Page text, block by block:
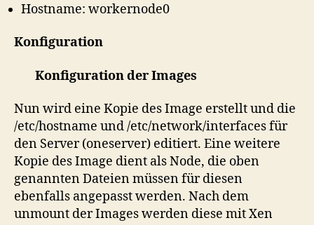
Hostname: workernode0
Konfiguration
Konfiguration der Images
Nun wird eine Kopie des Image erstellt und die
/etc/hostname und /etc/network/interfaces für
den Server (oneserver) editiert. Eine weitere
Kopie des Image dient als Node, die oben
genannten Dateien müssen für diesen
ebenfalls angepasst werden. Nach dem
unmount der Images werden diese mit Xen